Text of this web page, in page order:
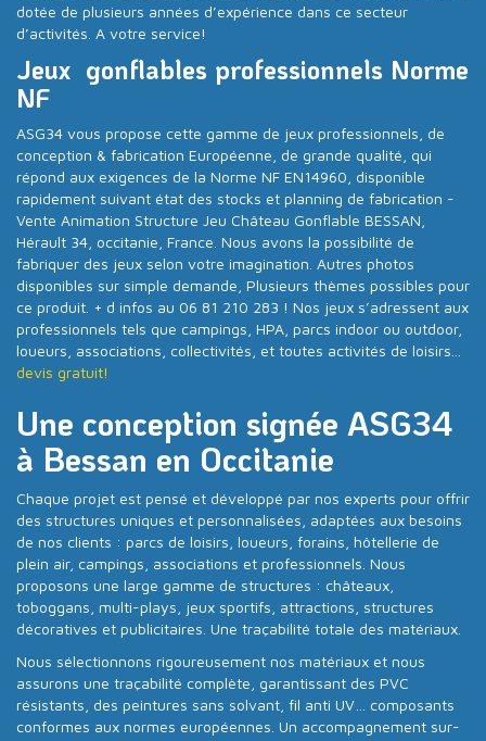
dotée de plusieurs années d’expérience dans ce secteur
d’activités. A votre service!
Jeux gonflables professionnels Norme
NF
ASG34 vous propose cette gamme de jeux professionnels, de
conception & fabrication Européenne, de grande qualité, qui
répond aux exigences de la Norme NF EN14960, disponible
rapidement suivant état des stocks et planning de fabrication -
Vente Animation Structure Jeu Château Gonflable BESSAN,
Hérault 34, occitanie, France. Nous avons la possibilité de
fabriquer des jeux selon votre imagination. Autres photos
disponibles sur simple demande, Plusieurs thèmes possibles pour
ce produit. + d infos au 06 81 210 283 ! Nos jeux s’adressent aux
professionnels tels que campings, HPA, parcs indoor ou outdoor,
loueurs, associations, collectivités, et toutes activités de loisirs...
devis gratuit!
Une conception signée ASG34
à Bessan en Occitanie
Chaque projet est pensé et développé par nos experts pour offrir
des structures uniques et personnalisées, adaptées aux besoins
de nos clients : parcs de loisirs, loueurs, forains, hôtellerie de
plein air, campings, associations et professionnels. Nous
proposons une large gamme de structures : châteaux,
toboggans, multi-plays, jeux sportifs, attractions, structures
décoratives et publicitaires. Une traçabilité totale des matériaux.
Nous sélectionnons rigoureusement nos matériaux et nous
assurons une traçabilité complète, garantissant des PVC
résistants, des peintures sans solvant, fil anti UV… composants
conformes aux normes européennes. Un accompagnement sur-